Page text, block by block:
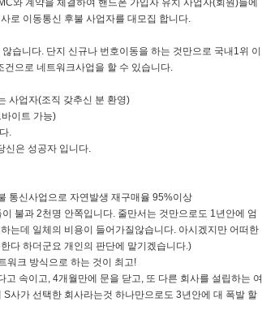
와 계약을 체결하여 핸드폰 가입자 유치 사업자(회원)들에
로 이동통신 후불 사업자를 대모집 합니다.
습니다. 단지 신규나 번호이동을 하는 것만으로 국내1위 이
으로 네트워크사업을 할 수 있습니다.
사업자(조직 갖추신 분 환영)
이트 가능)
.
신은 성공자 입니다.
통신사업으로 자연발생 재구매율 95%이상
불과 2천명 안쪽입니다. 줄만서는 것만으로도 1년안에 엄
는데 일체의 비용이 들어가질않습니다. 아시겠지만 어떠한
다 하더군요 개인의 판단에 맡기겠습니다.)
워크 방식으로 하는 것이 최고!
속이고, 4개월만에 문을 닫고, 또 다른 회사를 설립하는 여
사가 선택한 회사라는것 하나만으로도 3년안에 대 폭발 할